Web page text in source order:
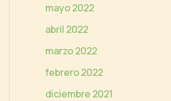
mayo 2022
abril 2022
marzo 2022
febrero 2022
diciembre 2021